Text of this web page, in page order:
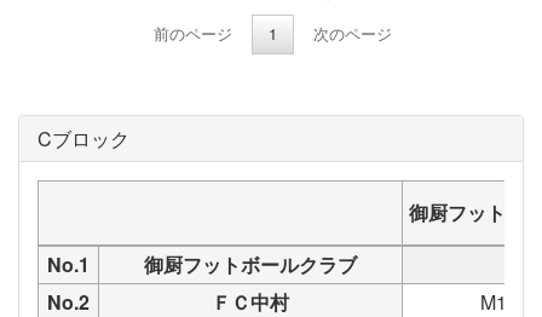
前のページ
1 次のページ
Cブロック
御厨フットボ
No.1
御厨フットボールクラブ
No.2
ＦＣ中村